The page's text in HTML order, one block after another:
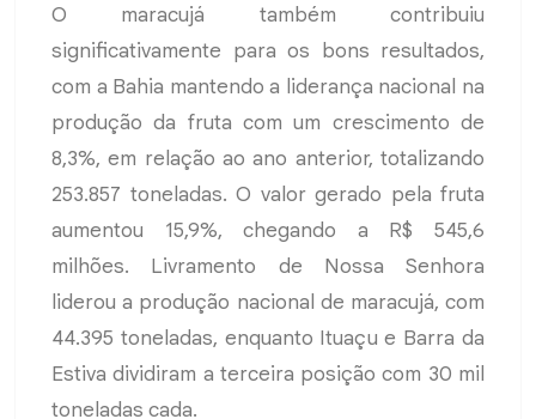
O maracujá também contribuiu
significativamente para os bons resultados,
com a Bahia mantendo a liderança nacional na
produção da fruta com um crescimento de
8,3%, em relação ao ano anterior, totalizando
253.857 toneladas. O valor gerado pela fruta
aumentou 15,9%, chegando a R$ 545,6
milhões. Livramento de Nossa Senhora
liderou a produção nacional de maracujá, com
44.395 toneladas, enquanto Ituaçu e Barra da
Estiva dividiram a terceira posição com 30 mil
toneladas cada.